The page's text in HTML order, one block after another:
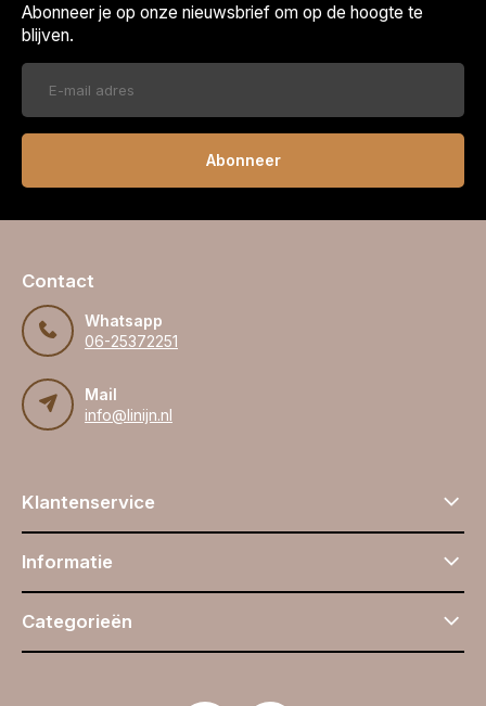
Abonneer je op onze nieuwsbrief om op de hoogte te
blijven.
Abonneer
Contact
Whatsapp
06-25372251
Mail
info@linijn.nl
Klantenservice
Informatie
Categorieën